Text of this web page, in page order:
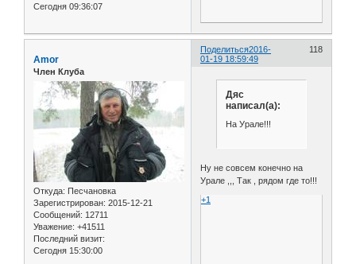
Сегодня 09:36:07
Поделиться 118
2016-
01-19 18:59:49
Amor
Член Клуба
Откуда: Песчановка
Зарегистрирован: 2015-12-21
Сообщений: 12711
Уважение: +41511
Последний визит:
Сегодня 15:30:00
Дяс
написал(а):
На Урале!!!
Ну не совсем конечно на
Урале ,,, Так , рядом где то!!!
+1